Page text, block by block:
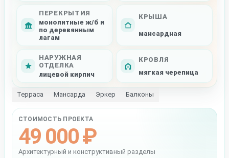
ПЕРЕКРЫТИЯ
монолитные ж/б и
по деревянным
лагам
КРЫША
мансардная
НАРУЖНАЯ
ОТДЕЛКА
лицевой кирпич
КРОВЛЯ
мягкая черепица
Терраса Мансарда Эркер Балконы
СТОИМОСТЬ ПРОЕКТА
49 000 ₽
Архитектурный и конструктивный разделы